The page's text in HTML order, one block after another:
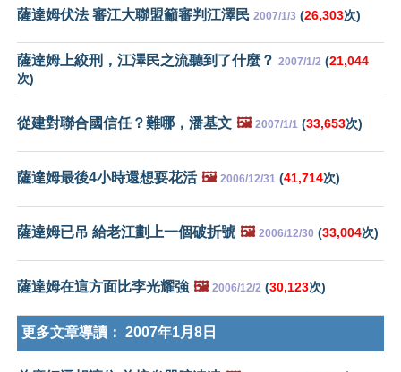
薩達姆伏法 審江大聯盟籲審判江澤民 2007/1/3 (26,303次)
薩達姆上絞刑，江澤民之流聽到了什麼？ 2007/1/2 (21,044
次)
從建對聯合國信任？難哪，潘基文 🖼️ 2007/1/1 (33,653次)
薩達姆最後4小時還想耍花活 🖼️ 2006/12/31 (41,714次)
薩達姆已吊 給老江劃上一個破折號 🖼️ 2006/12/30 (33,004次)
薩達姆在這方面比李光耀強 🖼️ 2006/12/2 (30,123次)
更多文章導讀： 2007年1月8日